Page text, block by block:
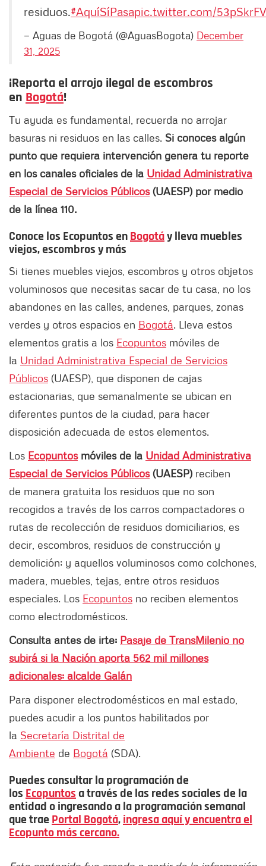
residuos.#AquíSíPasapic.twitter.com/
— Aguas de Bogotá (@AguasBogota) December
31, 2025
¡Reporta el arrojo ilegal de escombros
en Bogotá!
Tu ayuda es fundamental, recuerda no arrojar
basuras ni residuos en las calles. Si conoces algún
punto que requiera intervención genera tu reporte
en los canales oficiales de la Unidad Administrativa
Especial de Servicios Públicos(UAESP) por medio
de la línea 110.
Conoce los Ecopuntos enBogotáy lleva muebles
viejos, escombros y más
Si tienes muebles viejos, escombros y otros objetos
voluminosos que necesitas sacar de tu casa, no los
abandones en las calles, andenes, parques, zonas
verdes y otros espacios en Bogotá. Lleva estos
elementos gratis a los Ecopuntos móviles de
la Unidad Administrativa Especial de Servicios
Públicos (UAESP), que disponen de cajas
estacionarias, que semanalmente se ubican en
diferentes puntos de la ciudad, para hacer
disposición adecuada de estos elementos.
Los Ecopuntosmóviles de la Unidad Administrativa
Especial de Servicios Públicos(UAESP) reciben
de manera gratuita los residuos que no son
recogidos a través de los carros compactadores o
rutas de recolección de residuos domiciliarios, es
decir, escombros, residuos de construcción y
demolición; y aquellos voluminosos como colchones,
madera, muebles, tejas, entre otros residuos
especiales. Los Ecopuntos no reciben elementos
como electrodomésticos.
Consulta antes de irte: Pasaje de TransMilenio no
subirá si la Nación aporta 562 mil millones
adicionales: alcalde Galán
Para disponer electrodomésticos en mal estado,
puedes acudir a los puntos habilitados por
la Secretaría Distrital de
Ambiente de Bogotá (SDA).
Puedes consultar la programación de
los Ecopuntos a través de las redes sociales de la
entidad o ingresando a la programación semanal
que trae Portal Bogotá,ingresa aquí y encuentra el
Ecopunto más cercano.